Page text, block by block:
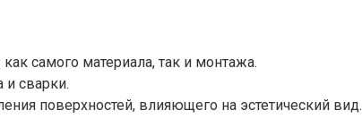
самого материала, так и монтажа.
и сварки.
поверхностей, влияющего на эстетический вид.